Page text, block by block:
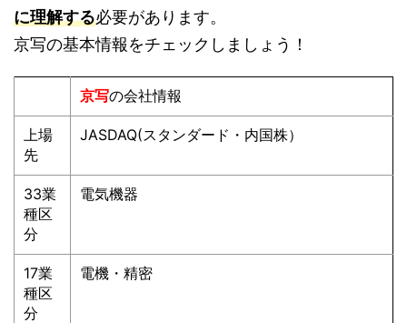
に理解する必要があります。
京写の基本情報をチェックしましょう！
京写の会社情報
上場
先
JASDAQ(スタンダード・内国株）
33業
種区
分
電気機器
17業
種区
分
電機・精密